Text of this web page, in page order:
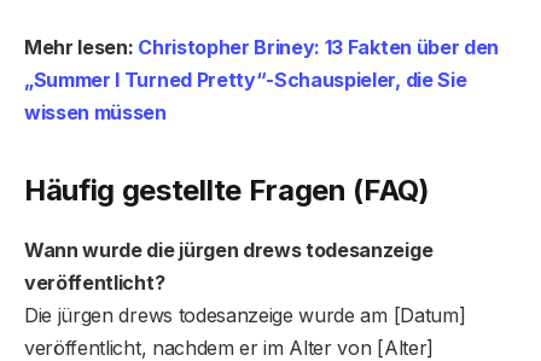
Mehr lesen: Christopher Briney: 13 Fakten über den
„Summer I Turned Pretty“-Schauspieler, die Sie
wissen müssen
Häufig gestellte Fragen (FAQ)
Wann wurde die jürgen drews todesanzeige
veröffentlicht?
Die jürgen drews todesanzeige wurde am [Datum]
veröffentlicht, nachdem er im Alter von [Alter]